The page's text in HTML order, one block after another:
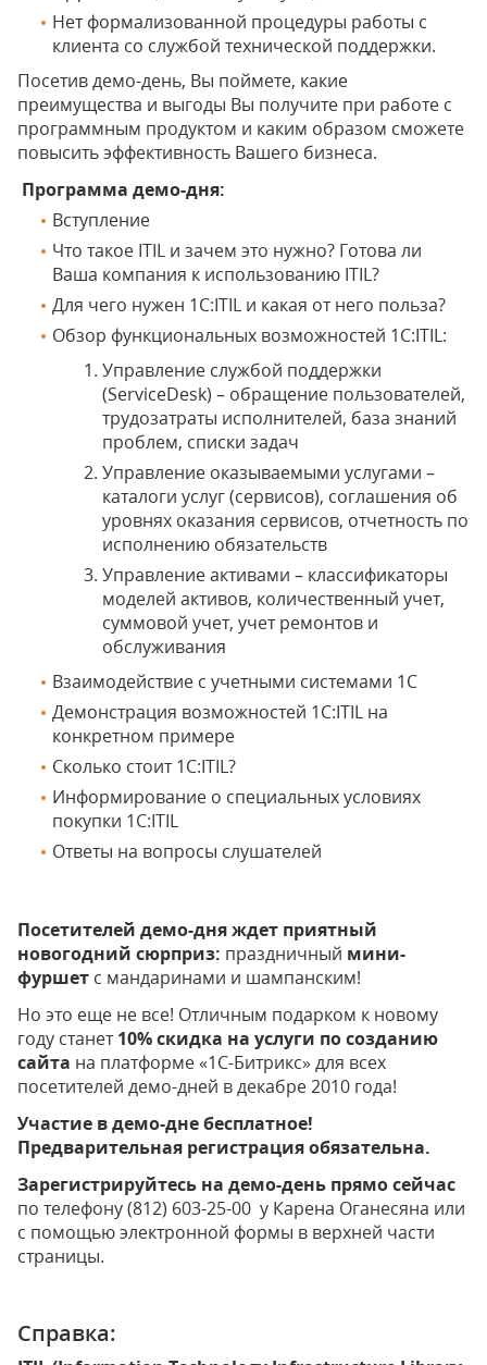
Нет формализованной процедуры работы с
клиента со службой технической поддержки.
Посетив демо-день, Вы поймете, какие
преимущества и выгоды Вы получите при работе с
программным продуктом и каким образом сможете
повысить эффективность Вашего бизнеса.
Программа демо-дня:
Вступление
Что такое ITIL и зачем это нужно? Готова ли
Ваша компания к использованию ITIL?
Для чего нужен 1С:ITIL и какая от него польза?
Обзор функциональных возможностей 1С:ITIL:
Управление службой поддержки
(ServiceDesk) – обращение пользователей,
трудозатраты исполнителей, база знаний
проблем, списки задач
Управление оказываемыми услугами –
каталоги услуг (сервисов), соглашения об
уровнях оказания сервисов, отчетность по
исполнению обязательств
Управление активами – классификаторы
моделей активов, количественный учет,
суммовой учет, учет ремонтов и
обслуживания
Взаимодействие с учетными системами 1С
Демонстрация возможностей 1С:ITIL на
конкретном примере
Сколько стоит 1С:ITIL?
Информирование о специальных условиях
покупки 1С:ITIL
Ответы на вопросы слушателей
Посетителей демо-дня ждет приятный
новогодний сюрприз: праздничный мини-
фуршет с мандаринами и шампанским!
Но это еще не все! Отличным подарком к новому
году станет10% скидка на услуги по созданию
сайта на платформе «1С-Битрикс» для всех
посетителей демо-дней в декабре 2010 года!
Участие в демо-дне бесплатное!
Предварительная регистрация обязательна.
Зарегистрируйтесь на демо-день прямо сейчас
по телефону (812) 603-25-00 у Карена Оганесяна или
с помощью электронной формы в верхней части
страницы.
Справка: